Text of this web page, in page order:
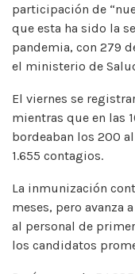
participación de
que esta ha sido la
pandemia, con 279
el ministerio de
El viernes se
mientras que en las
bordeaban los 200
1.655 contagios.
La inmunización
meses, pero avanza
al personal de
los candidatos